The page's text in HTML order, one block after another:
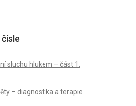
sluchu hlukem – část 1.
– diagnostika a terapie